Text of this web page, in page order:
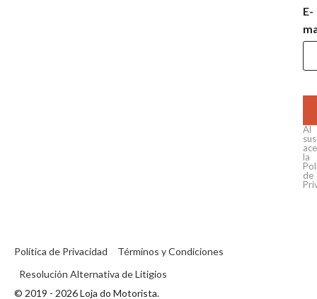
E-
Al
la
de
© 2019 - 2026 Loja do Motorista.
Política de Privacidad
Términos y Condiciones
Resolución Alternativa de Litigios